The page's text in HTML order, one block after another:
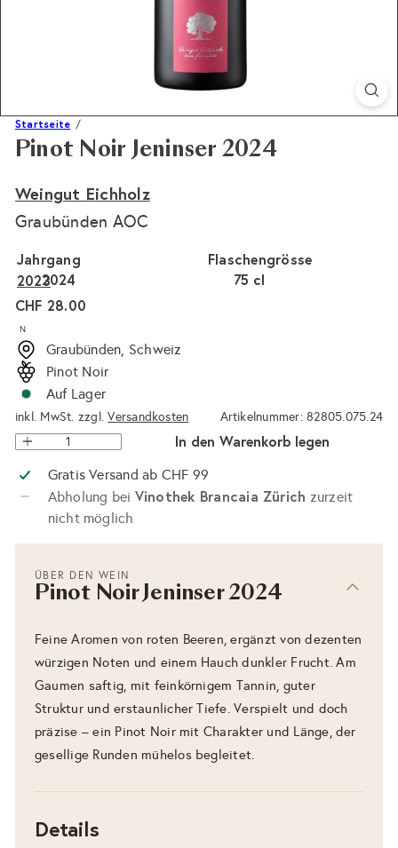
Startseite
Pinot Noir Jeninser 2024
Weingut Eichholz
Graubünden AOC
Flaschengrösse
75 cl
Jahrgang
2024
2023
Normaler
Preis
CHF 28.00
N
Graubünden, Schweiz
Pinot Noir
Auf Lager
inkl. MwSt. zzgl.Versandkosten Artikelnummer: 82805.075.24
In den Warenkorb legen
Gratis Versand ab CHF 99
Abholung bei Vinothek Brancaia Zürich zurzeit
nicht möglich
ÜBER DEN WEIN
Pinot Noir Jeninser 2024
Feine Aromen von roten Beeren, ergänzt von dezenten
würzigen Noten und einem Hauch dunkler Frucht. Am
Gaumen saftig, mit feinkörnigem Tannin, guter
Struktur und erstaunlicher Tiefe. Verspielt und doch
präzise – ein Pinot Noir mit Charakter und Länge, der
gesellige Runden mühelos begleitet.
Details